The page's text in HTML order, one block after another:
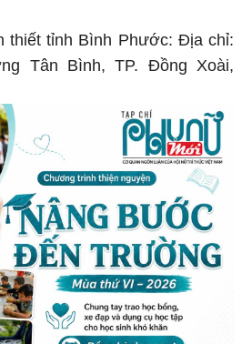
thiết tỉnh Bình Phước: Địa chỉ:
Tân Bình, TP. Đồng Xoài,